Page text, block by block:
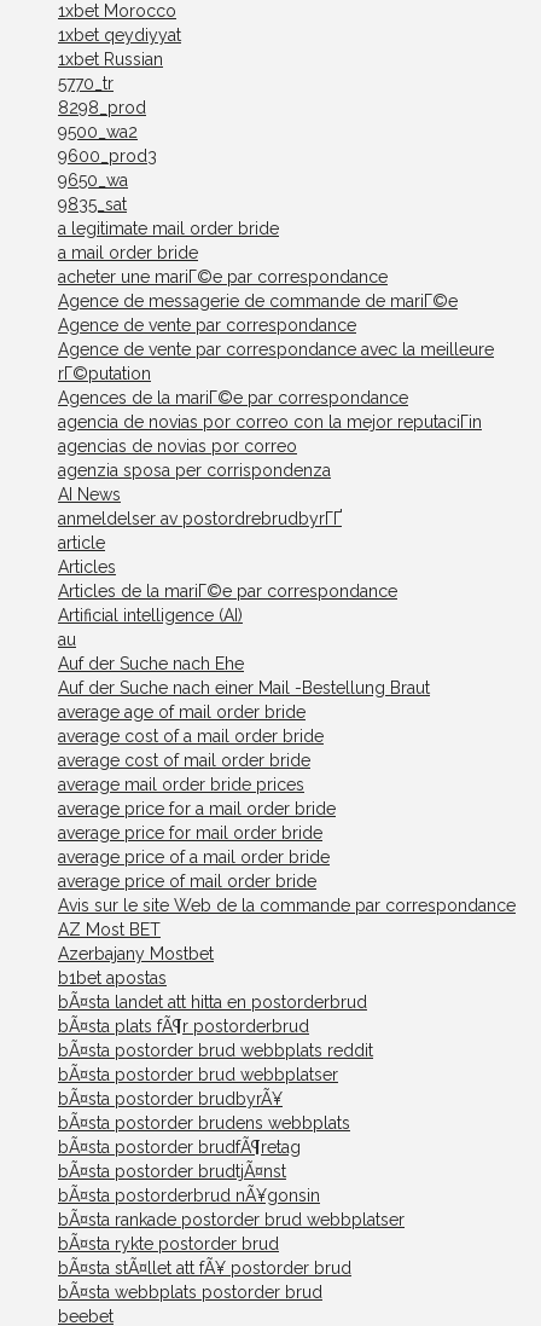
1xbet Morocco
1xbet qeydiyyat
1xbet Russian
5770_tr
8298_prod
9500_wa2
9600_prod3
9650_wa
9835_sat
a legitimate mail order bride
a mail order bride
acheter une mariГ©e par correspondance
Agence de messagerie de commande de mariГ©e
Agence de vente par correspondance
Agence de vente par correspondance avec la meilleure
rГ©putation
Agences de la mariГ©e par correspondance
agencia de novias por correo con la mejor reputaciГіn
agencias de novias por correo
agenzia sposa per corrispondenza
AI News
anmeldelser av postordrebrudbyrГҐ
article
Articles
Articles de la mariГ©e par correspondance
Artificial intelligence (AI)
au
Auf der Suche nach Ehe
Auf der Suche nach einer Mail -Bestellung Braut
average age of mail order bride
average cost of a mail order bride
average cost of mail order bride
average mail order bride prices
average price for a mail order bride
average price for mail order bride
average price of a mail order bride
average price of mail order bride
Avis sur le site Web de la commande par correspondance
AZ Most BET
Azerbajany Mostbet
b1bet apostas
bÃ¤sta landet att hitta en postorderbrud
bÃ¤sta plats fÃ¶r postorderbrud
bÃ¤sta postorder brud webbplats reddit
bÃ¤sta postorder brud webbplatser
bÃ¤sta postorder brudbyrÃ¥
bÃ¤sta postorder brudens webbplats
bÃ¤sta postorder brudfÃ¶retag
bÃ¤sta postorder brudtjÃ¤nst
bÃ¤sta postorderbrud nÃ¥gonsin
bÃ¤sta rankade postorder brud webbplatser
bÃ¤sta rykte postorder brud
bÃ¤sta stÃ¤llet att fÃ¥ postorder brud
bÃ¤sta webbplats postorder brud
beebet